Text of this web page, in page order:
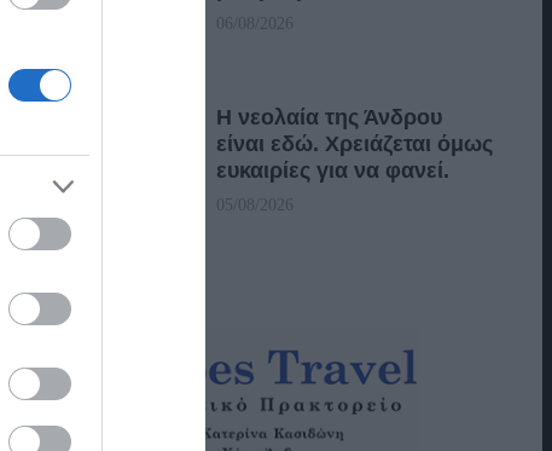
06/08/2026
Η νεολαία της Άνδρου
είναι εδώ. Χρειάζεται όμως
ευκαιρίες για να φανεί.
05/08/2026